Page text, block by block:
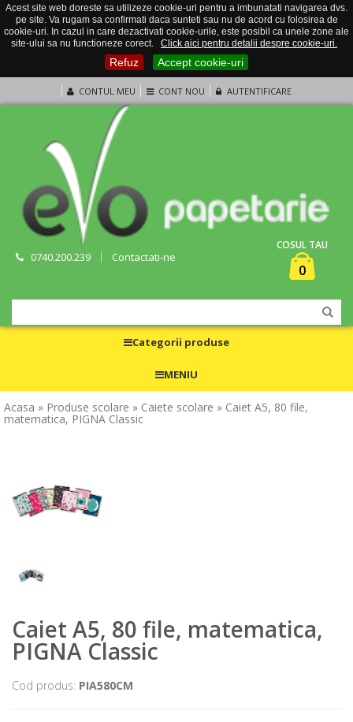
Acest site web doreste sa utilizeze cookie-uri pentru a imbunatati navigarea dvs.
pe site. Va rugam sa confirmati daca sunteti sau nu de acord cu folosirea de
cookie-uri. In cazul in care dezactivati cookie-urile, este posibil ca unele zone ale
site-ului sa nu functioneze corect.
Click aici pentru detalii despre cookie-uri.
Refuz Accept cookie-uri
CONTUL MEU CONT NOU AUTENTIFICARE
0740.200.239 Contactati-ne
COSUL TAU
0
Categorii produse
MENIU
Acasa » Produse scolare » Caiete scolare » Caiet A5, 80 file,
matematica, PIGNA Classic
Caiet A5, 80 file, matematica,
PIGNA Classic
Cod produs: PIA580CM